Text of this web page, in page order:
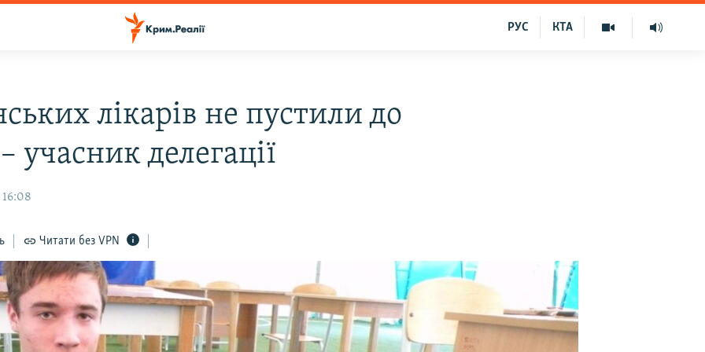
КТА
РУС
лікарів не пустили до
учасник делегації
16:08
Читати без VPN